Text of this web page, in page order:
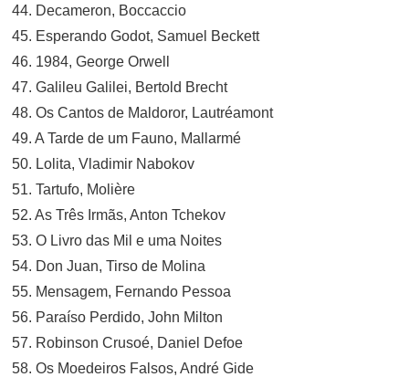
44. Decameron, Boccaccio
45. Esperando Godot, Samuel Beckett
46. 1984, George Orwell
47. Galileu Galilei, Bertold Brecht
48. Os Cantos de Maldoror, Lautréamont
49. A Tarde de um Fauno, Mallarmé
50. Lolita, Vladimir Nabokov
51. Tartufo, Molière
52. As Três Irmãs, Anton Tchekov
53. O Livro das Mil e uma Noites
54. Don Juan, Tirso de Molina
55. Mensagem, Fernando Pessoa
56. Paraíso Perdido, John Milton
57. Robinson Crusoé, Daniel Defoe
58. Os Moedeiros Falsos, André Gide